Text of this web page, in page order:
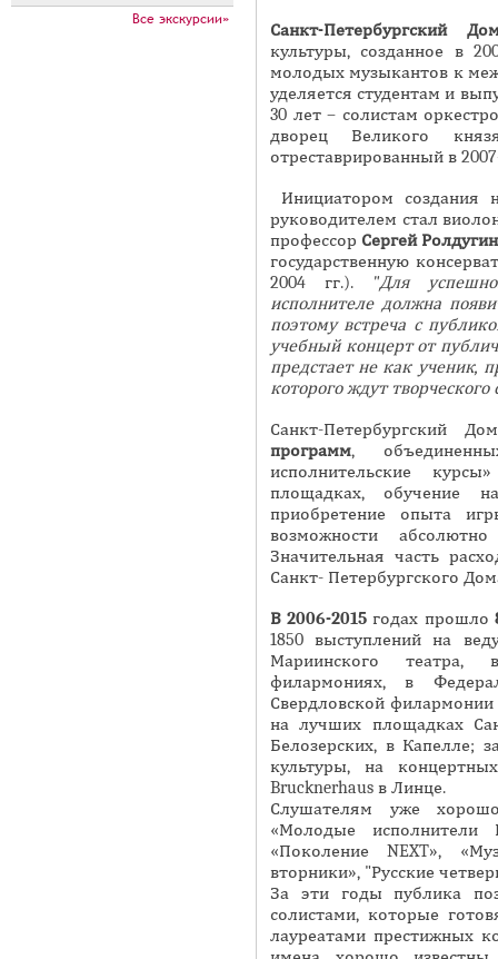
Санкт-Петербургский
культуры, созданное в
молодых музыкантов к
уделяется студентам и
30 лет – солистам
дворец Великого
отреставрированный в
Инициатором создания
руководителем стал
профессор Сергей Ролдугин
государственную
2004 гг.).
"Для
исполнителе должна
поэтому встреча с
учебный концерт от
предстает не как ученик,
которого ждут творческого
Санкт-Петербургский
программ,
исполнительские
площадках, обучение
приобретение опыта
возможности
Значительная часть
Санкт- Петербургского
В 2006-2015 годах прошло
1850 выступлений на
Мариинского театра,
филармониях, в
Свердловской
на лучших площадках
Белозерских, в Капелле;
культуры, на
Brucknerhaus в Линце.
Слушателям уже
«Молодые исполнители
«Поколение NEXT»,
вторники», "Русские
За эти годы публика
солистами, которые
лауреатами престижных
Все экскурсии»